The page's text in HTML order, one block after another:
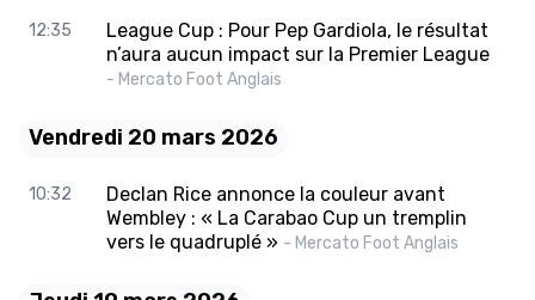
12:35
League Cup : Pour Pep Gardiola, le résultat
n’aura aucun impact sur la Premier League
- Mercato Foot Anglais
Vendredi 20 mars 2026
10:32
Declan Rice annonce la couleur avant
Wembley : « La Carabao Cup un tremplin
vers le quadruplé » - Mercato Foot Anglais